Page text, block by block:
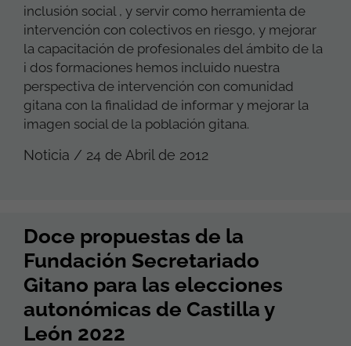
inclusión social , y servir como herramienta de
intervención con colectivos en riesgo, y mejorar
la capacitación de profesionales del ámbito de la
i dos formaciones hemos incluido nuestra
perspectiva de intervención con comunidad
gitana con la finalidad de informar y mejorar la
imagen social de la población gitana.
Noticia / 24 de Abril de 2012
Doce propuestas de la
Fundación Secretariado
Gitano para las elecciones
autonómicas de Castilla y
León 2022